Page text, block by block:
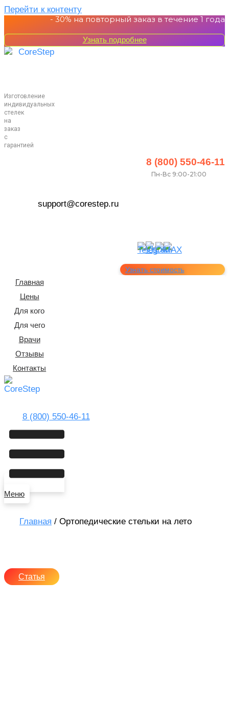
Перейти к контенту
- 30% на повторный заказ в течение 1 года
Узнать подробнее
Изготовление
индивидуальных
стелек
на
заказ
с
гарантией
8 (800) 550-46-11
Пн-Вс 9:00-21:00
support@corestep.ru
Узнать стоимость
Главная
Цены
Для кого
Для чего
Врачи
Отзывы
Контакты
8 (800) 550-46-11
Меню
Главная / Ортопедические стельки на лето
Статья